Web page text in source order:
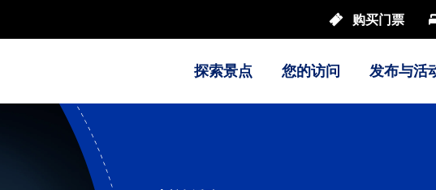
购买门票
探索景点 您的访问 发布与活